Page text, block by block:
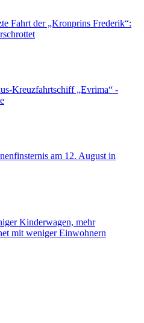
Fahrt der „Kronprins Frederik“:
Kreuzfahrtschiff „Evrima“ -
am 12. August in
Kinderwagen, mehr
mit weniger Einwohnern